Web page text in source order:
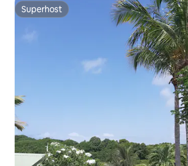
Superhost
Superhost